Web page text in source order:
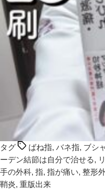
タグ ばね指, バネ指, ブシ
ーデン結節は自分で治せる,
手の外科, 指, 指が痛い, 整形
鞘炎, 重版出来